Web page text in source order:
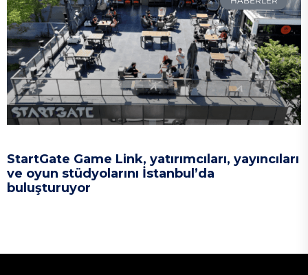
StartGate Game Link, yatırımcıları, yayıncıları
ve oyun stüdyolarını İstanbul’da
buluşturuyor